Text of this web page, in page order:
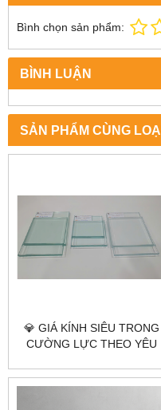
Bình chọn sản phẩm:
BÌNH LUẬN
SẢN PHẨM CÙNG LOẠI
💎 GIÁ KÍNH SIÊU TRONG
CƯỜNG LỰC THEO YÊU
TP.HCM